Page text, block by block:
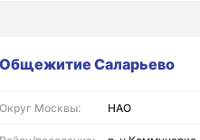
Общежитие Саларьево
Округ Москвы: НАО